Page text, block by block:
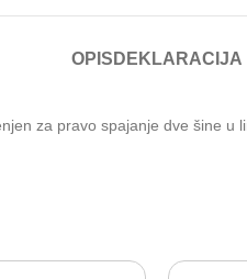
OPIS DEKLARACIJA
za pravo spajanje dve šine